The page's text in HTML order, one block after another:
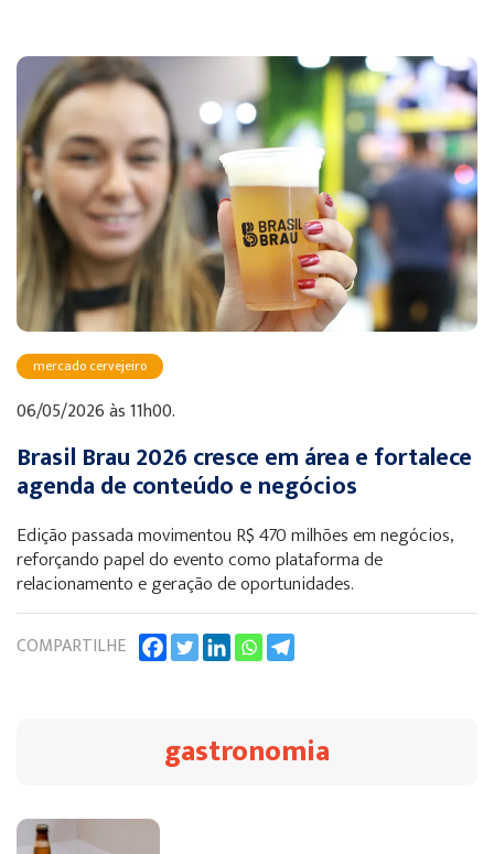
mercado cervejeiro
06/05/2026 às 11h00.
Brasil Brau 2026 cresce em área e fortalece
agenda de conteúdo e negócios
Edição passada movimentou R$ 470 milhões em negócios,
reforçando papel do evento como plataforma de
relacionamento e geração de oportunidades.
COMPARTILHE
gastronomia